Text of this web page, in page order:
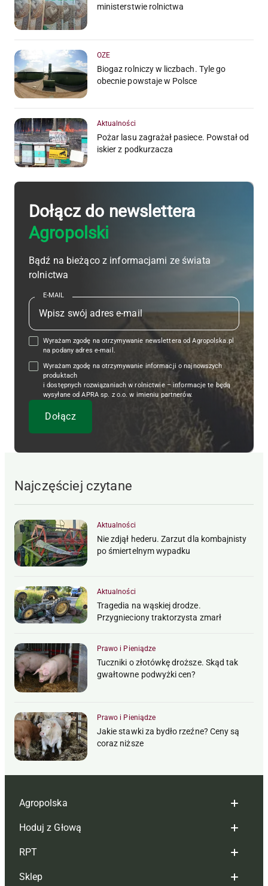
ministerstwie rolnictwa
OZE
Biogaz rolniczy w liczbach. Tyle go
obecnie powstaje w Polsce
Aktualności
Pożar lasu zagrażał pasiece. Powstał od
iskier z podkurzacza
Dołącz do newslettera
Agropolski
Bądź na bieżąco z informacjami ze świata
rolnictwa
E-MAIL
Wyrażam zgodę na otrzymywanie newslettera od Agropolska.pl
na podany adres e-mail.
Wyrażam zgodę na otrzymywanie informacji o najnowszych
produktach
i dostępnych rozwiązaniach w rolnictwie – informacje te będą
wysyłane od APRA sp. z o.o. w imieniu partnerów.
Najczęściej czytane
Aktualności
Nie zdjął hederu. Zarzut dla kombajnisty
po śmiertelnym wypadku
Aktualności
Tragedia na wąskiej drodze.
Przygnieciony traktorzysta zmarł
Prawo i Pieniądze
Tuczniki o złotówkę droższe. Skąd tak
gwałtowne podwyżki cen?
Prawo i Pieniądze
Jakie stawki za bydło rzeźne? Ceny są
coraz niższe
Agropolska
Redakcja
Reklama
Tagi
Hoduj z Głową
Hoduj z głową bydło
Hoduj z głową świnie
RPT
Redakcja
Sklep